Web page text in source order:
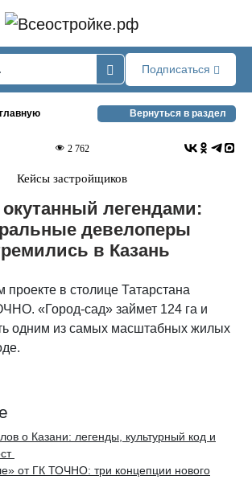
Подписаться
Вернуться в раздел
2 762
Кейсы застройщиков
окутанный легендами:
девелоперы
в Казань
в столице Татарстана
«Город-сад» займет 124 га и
одним из самых масштабных жилых
о Казани: легенды, культурный код и
от ГК ТОЧНО: три концепции нового